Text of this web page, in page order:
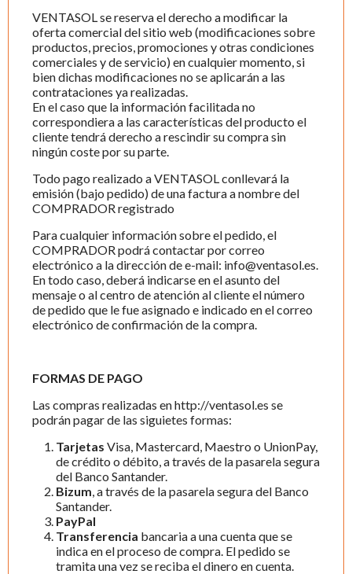
VENTASOL se reserva el derecho a modificar la
oferta comercial del sitio web (modificaciones sobre
productos, precios, promociones y otras condiciones
comerciales y de servicio) en cualquier momento, si
bien dichas modificaciones no se aplicarán a las
contrataciones ya realizadas.
En el caso que la información facilitada no
correspondiera a las características del producto el
cliente tendrá derecho a rescindir su compra sin
ningún coste por su parte.
Todo pago realizado a VENTASOL conllevará la
emisión (bajo pedido) de una factura a nombre del
COMPRADOR registrado
Para cualquier información sobre el pedido, el
COMPRADOR podrá contactar por correo
electrónico a la dirección de e-mail: info@ventasol.es.
En todo caso, deberá indicarse en el asunto del
mensaje o al centro de atención al cliente el número
de pedido que le fue asignado e indicado en el correo
electrónico de confirmación de la compra.
FORMAS DE PAGO
Las compras realizadas en http://ventasol.es se
podrán pagar de las siguietes formas:
Tarjetas Visa, Mastercard, Maestro o UnionPay,
de crédito o débito, a través de la pasarela segura
del Banco Santander.
Bizum, a través de la pasarela segura del Banco
Santander.
PayPal
Transferencia bancaria a una cuenta que se
indica en el proceso de compra. El pedido se
tramita una vez se reciba el dinero en cuenta.